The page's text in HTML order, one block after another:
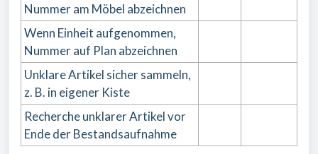
Nummer am Möbel abzeichnen
Wenn Einheit aufgenommen,
Nummer auf Plan abzeichnen
Unklare Artikel sicher sammeln,
z. B. in eigener Kiste
Recherche unklarer Artikel vor
Ende der Bestandsaufnahme